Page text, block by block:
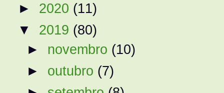
► 2020 (11)
▼ 2019 (80)
► novembro (10)
► outubro (7)